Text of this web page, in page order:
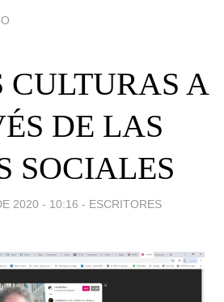
CULTURAS A
DE LAS
SOCIALES
2020 - 10:16 - ESCRITORES